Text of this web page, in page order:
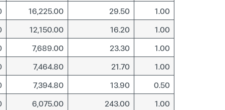
16,225.00 29.50
1.00
12,150.00 16.20
1.00
7,689.00 23.30
1.00
7,464.80 21.70
1.00
7,394.80 13.90
0.50
6,075.00 243.00
1.00